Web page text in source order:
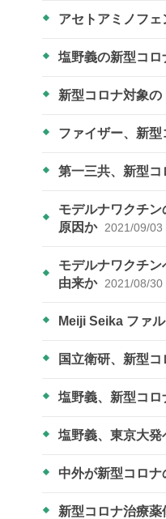
アセトアミノフ
塩野義の新型コ
新型コロナ対象
ファイザー、新
第一三共、新型
モデルナワクチ
原因か 2021/09/03
モデルナワクチ
由来か 2021/08/30
Meiji Seika ファ
国立衛研、新型
塩野義、新型コ
塩野義、東京大
中外が新型コロ
新型コロナ治療